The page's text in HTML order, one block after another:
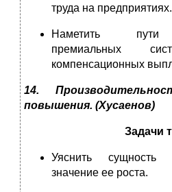
труда на предприятиях.
Наметить пути
премиальных
компенсационных
14.
повышения. (Хусаенов)
Задачи
Уяснить сущность
значение ее роста.